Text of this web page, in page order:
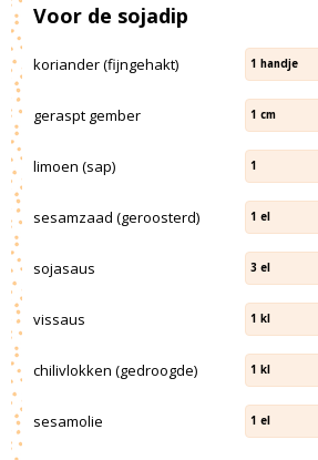
Voor de sojadip
koriander (fijngehakt) 1 handje
geraspt gember 1 cm
limoen (sap) 1
sesamzaad (geroosterd) 1 el
sojasaus 3 el
vissaus 1 kl
chilivlokken (gedroogde) 1 kl
sesamolie 1 el